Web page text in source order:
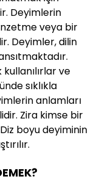
Deyimlerin
veya bir
Deyimler, dilin
ve
sıklıkla
anlamları
Zira kimse bir
boyu deyiminin